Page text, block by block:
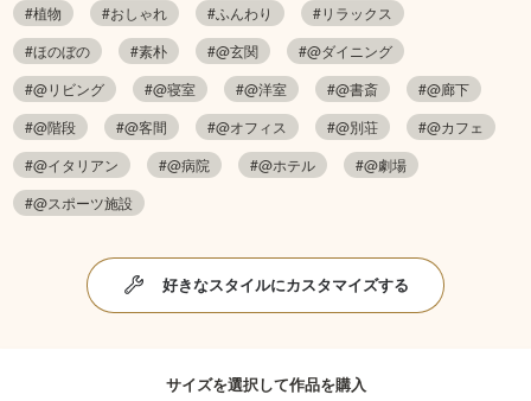
#植物
#おしゃれ #ふんわり
#リラックス
#ほのぼの
#素朴 #@玄関
#@ダイニング
#@リビング
#@寝室 #@洋室 #@書斎
#@廊下
#@階段
#@客間 #@オフィス #@別荘
#@カフェ
#@イタリアン
#@病院 #@ホテル
#@劇場
#@スポーツ施設
好きなスタイルにカスタマイズする
サイズを選択して作品を購入